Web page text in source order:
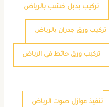
تركيب بديل خشب بالرياض
تركيب ورق جدران بالرياض
تركيب ورق حائط في الرياض
تنفيذ عوازل صوت الرياض